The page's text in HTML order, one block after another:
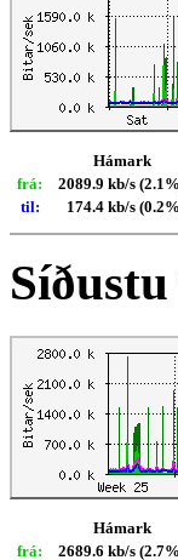
Hámark
frá:
2089.9 kb/s
til:
174.4 kb/s
Hámark
frá:
2689.6 kb/s